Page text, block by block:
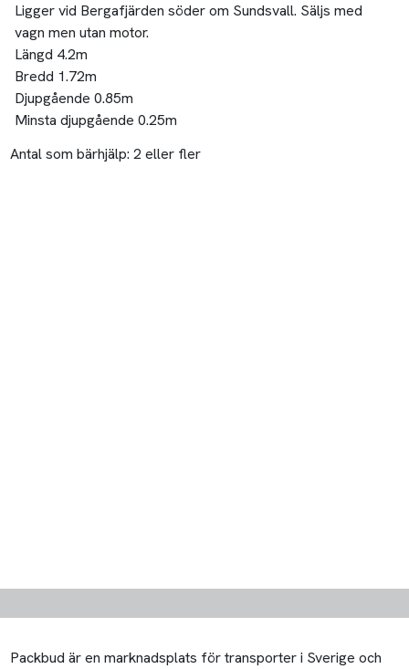
Ligger vid Bergafjärden söder om Sundsvall. Säljs med
vagn men utan motor.
Längd 4.2m
Bredd 1.72m
Djupgående 0.85m
Minsta djupgående 0.25m
Antal som bärhjälp: 2 eller fler
Packbud är en marknadsplats för transporter i Sverige och